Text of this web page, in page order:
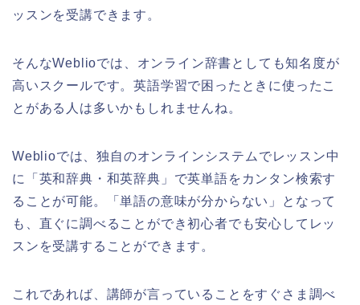
ッスンを受講できます。
そんなWeblioでは、オンライン辞書としても知名度が
高いスクールです。英語学習で困ったときに使ったこ
とがある人は多いかもしれませんね。
Weblioでは、独自のオンラインシステムでレッスン中
に「英和辞典・和英辞典」で英単語をカンタン検索す
ることが可能。「単語の意味が分からない」となって
も、直ぐに調べることができ初心者でも安心してレッ
スンを受講することができます。
これであれば、講師が言っていることをすぐさま調べ